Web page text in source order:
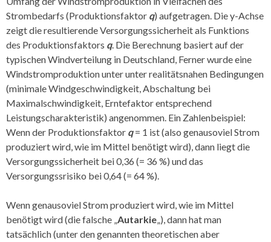
Strombedarfs (Produktionsfaktor q) aufgetragen. Die y-Achse
zeigt die resultierende Versorgungssicherheit als Funktions
des Produktionsfaktors q. Die Berechnung basiert auf der
typischen Windverteilung in Deutschland, Ferner wurde eine
Windstromproduktion unter unter realitätsnahen Bedingungen
(minimale Windgeschwindigkeit, Abschaltung bei
Maximalschwindigkeit, Erntefaktor entsprechend
Leistungscharakteristik) angenommen. Ein Zahlenbeispiel:
Wenn der Produktionsfaktor q= 1 ist (also genausoviel Strom
produziert wird, wie im Mittel benötigt wird), dann liegt die
Versorgungssicherheit bei 0,36 (= 36 %) und das
Versorgungssrisiko bei 0,64 (= 64 %).
Wenn genausoviel Strom produziert wird, wie im Mittel
benötigt wird (die falsche „Autarkie„), dann hat man
tatsächlich (unter den genannten theoretischen aber